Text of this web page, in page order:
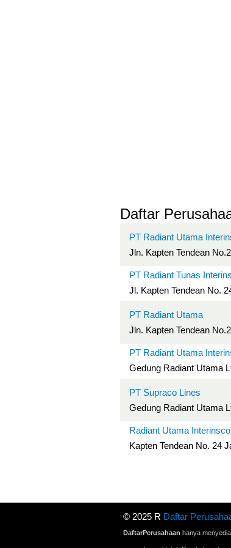
Daftar
PT Radiant Utama
Jln. Kapten Tendean
PT Radiant Tunas
Jl. Kapten Tendean No.
PT Radiant Utama
Jln. Kapten Tendean
PT Radiant Utama
Gedung Radiant Utama
PT Supraco Lines
Gedung Radiant Utama
Radiant Utama
Kapten Tendean No. 24
© 2025 R Daftar
DaftarPerusahaan hanya